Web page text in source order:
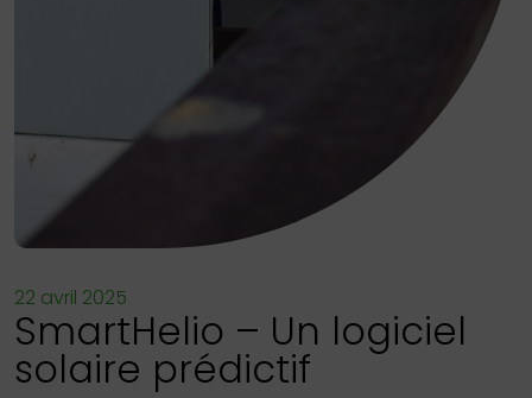
22 avril 2025
SmartHelio – Un logiciel
solaire prédictif